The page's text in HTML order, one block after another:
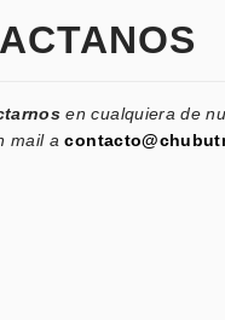
en cualquiera de
mail a